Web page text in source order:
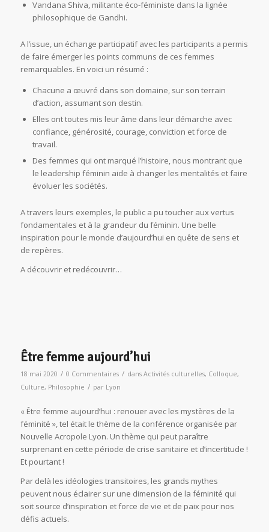
Vandana Shiva, militante éco-féministe dans la lignée
philosophique de Gandhi.
A l’issue, un échange participatif avec les participants a permis
de faire émerger les points communs de ces femmes
remarquables. En voici un résumé :
Chacune a œuvré dans son domaine, sur son terrain
d’action, assumant son destin.
Elles ont toutes mis leur âme dans leur démarche avec
confiance, générosité, courage, conviction et force de
travail.
Des femmes qui ont marqué l’histoire, nous montrant que
le leadership féminin aide à changer les mentalités et faire
évoluer les sociétés.
A travers leurs exemples, le public a pu toucher aux vertus
fondamentales et à la grandeur du féminin. Une belle
inspiration pour le monde d’aujourd’hui en quête de sens et
de repères.
A découvrir et redécouvrir…
Être femme aujourd’hui
18 mai 2020 / 0 Commentaires / dans Activités culturelles, Colloque,
Culture, Philosophie / par Lyon
« Être femme aujourd’hui : renouer avec les mystères de la
féminité », tel était le thème de la conférence organisée par
Nouvelle Acropole Lyon. Un thème qui peut paraître
surprenant en cette période de crise sanitaire et d’incertitude !
Et pourtant !
Par delà les idéologies transitoires, les grands mythes
peuvent nous éclairer sur une dimension de la féminité qui
soit source d’inspiration et force de vie et de paix pour nos
défis actuels.